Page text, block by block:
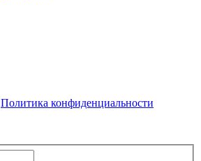
Политика конфиденциальности